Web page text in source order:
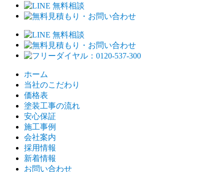
ホーム
当社のこだわり
価格表
塗装工事の流れ
安心保証
施工事例
会社案内
採用情報
新着情報
お問い合わせ